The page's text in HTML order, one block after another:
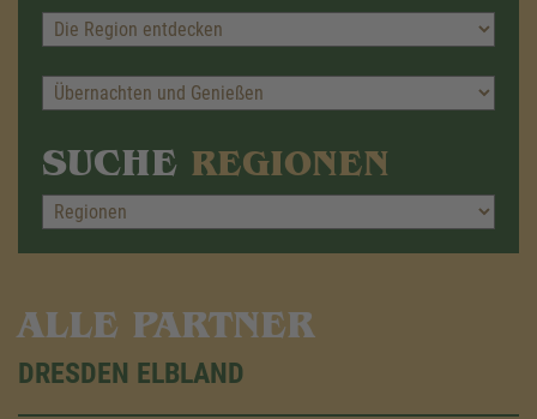
SUCHE REGIONEN
ALLE PARTNER
DRESDEN ELBLAND